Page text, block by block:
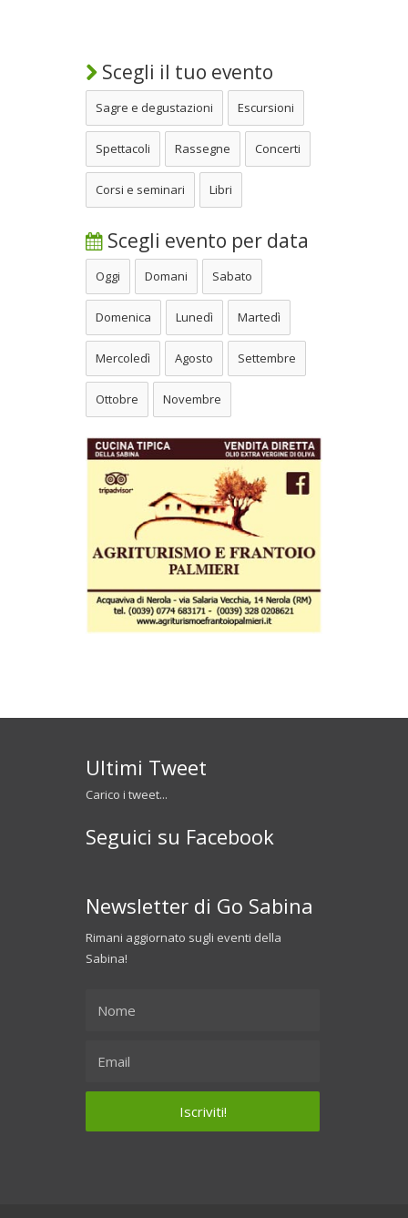
Scegli il tuo evento
Sagre e degustazioni Escursioni
Spettacoli Rassegne Concerti
Corsi e seminari Libri
Scegli evento per data
Oggi Domani Sabato
Domenica Lunedì Martedì
Mercoledì Agosto Settembre
Ottobre Novembre
Ultimi Tweet
Carico i tweet...
Seguici su Facebook
Newsletter di Go Sabina
Rimani aggiornato sugli eventi della
Sabina!